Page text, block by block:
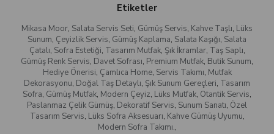
Etiketler
Mikasa Moor, Salata Servis Seti, Gümüş Servis, Kahve Taşlı, Lüks
Sunum, Çeyizlik Servis, Gümüş Kaplama, Salata Kaşığı, Salata
Çatalı, Sofra Estetiği, Tasarım Mutfak, Şık İkramlar, Taş Saplı,
Gümüş Renk Servis, Davet Sofrası, Premium Mutfak, Butik Sunum,
Hediye Önerisi, Çamlıca Home, Servis Takımı, Mutfak
Dekorasyonu, Doğal Taş Detaylı, Şık Sunum Gereçleri, Tasarım
Sofra, Gümüş Mutfak, Modern Çeyiz, Lüks Mutfak, Otantik Servis,
Paslanmaz Çelik Gümüş, Dekoratif Servis, Sunum Sanatı, Özel
Tasarım Servis, Lüks Sofra Aksesuarı, Kahve Gümüş Uyumu,
Modern Sofra Takımı.,